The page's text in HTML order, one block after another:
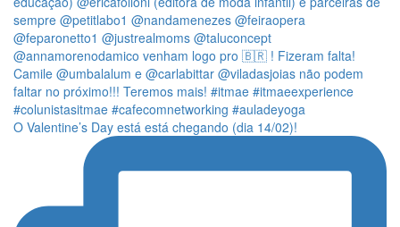
O Valentine’s Day está está chegando (dia 14/02)!